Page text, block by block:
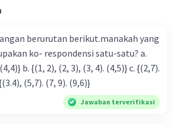
berurutan berikut.manakah yang
satu-satu? a.
c. {(2,7).
(6,9). (8,7)} d. {(3.4), (5,7). (7, 9). (9,6)}
Jawaban terverifikasi